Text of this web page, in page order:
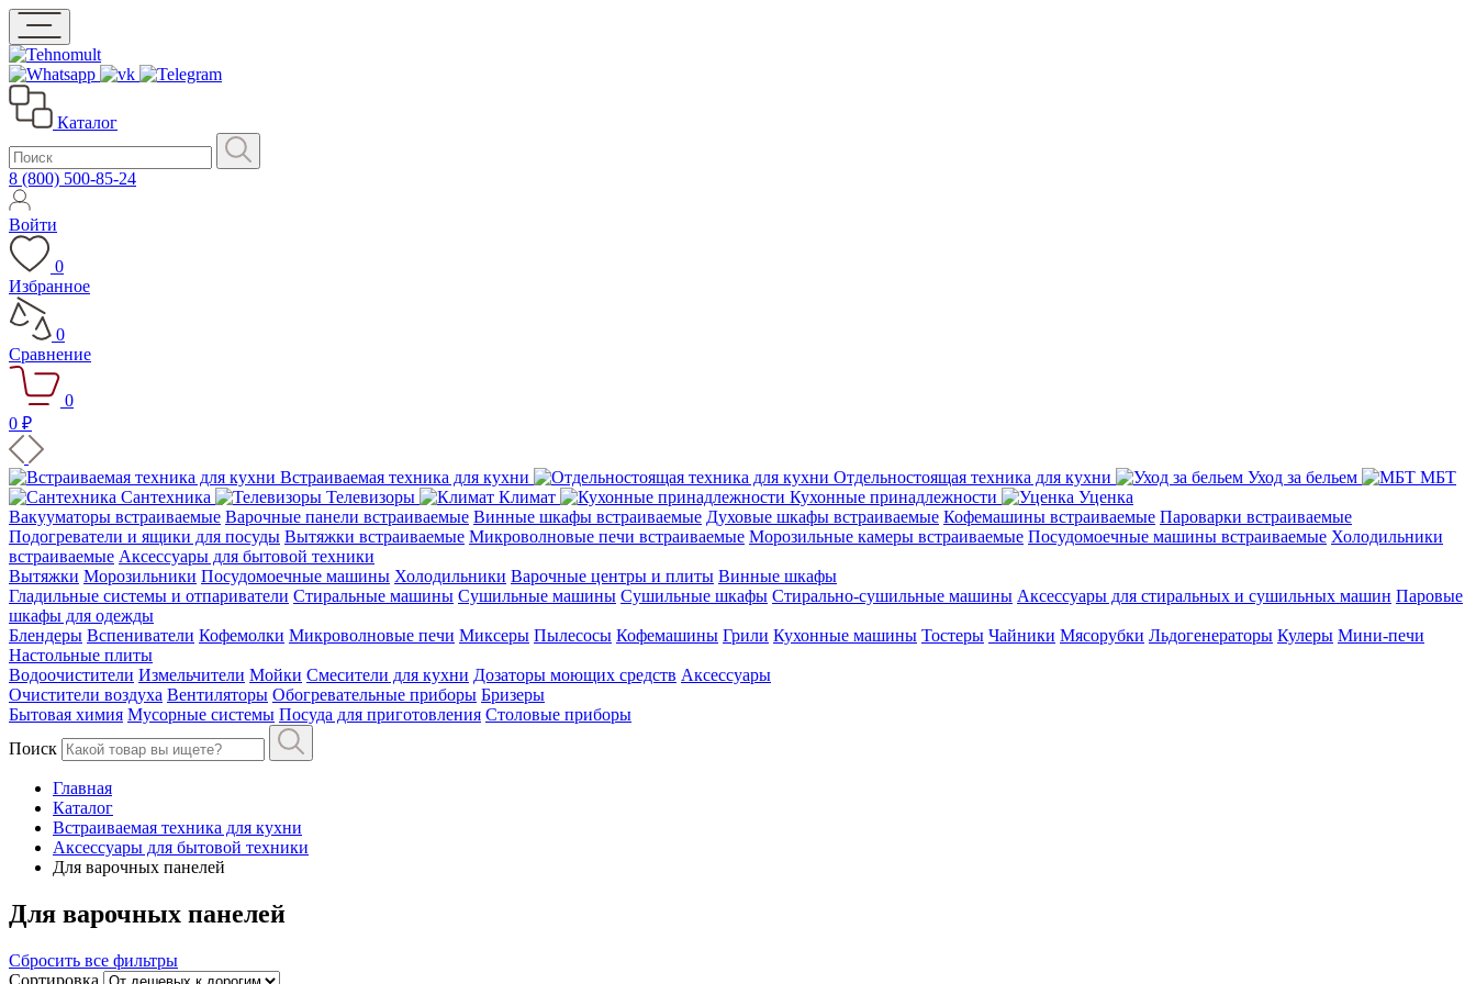
Каталог
8 (800) 500-85-24
Войти
0
Избранное
0
Сравнение
0
0 ₽
Встраиваемая техника для кухни Отдельностоящая техника для кухни Уход за бельем
МБТ
Сантехника
Телевизоры Климат Кухонные принадлежности
Уценка
Вакууматоры встраиваемые Варочные панели встраиваемые Винные шкафы встраиваемые Духовые шкафы встраиваемые Кофемашины встраиваемые Пароварки встраиваемые
Подогреватели и ящики для посуды Вытяжки встраиваемые Микроволновые печи встраиваемые Морозильные камеры встраиваемые Посудомоечные машины встраиваемые Холодильники
встраиваемые Аксессуары для бытовой техники
Вытяжки Морозильники Посудомоечные машины Холодильники Варочные центры и плиты Винные шкафы
Гладильные системы и отпариватели Стиральные машины Сушильные машины Сушильные шкафы Стирально-сушильные машины Аксессуары для стиральных и сушильных машин Паровые
шкафы для одежды
Блендеры Вспениватели Кофемолки Микроволновые печи Миксеры Пылесосы Кофемашины Грили Кухонные машины Тостеры Чайники Мясорубки Льдогенераторы Кулеры Мини-печи
Настольные плиты
Водоочистители Измельчители Мойки Смесители для кухни Дозаторы моющих средств Аксессуары
Очистители воздуха Вентиляторы Обогревательные приборы Бризеры
Бытовая химия Мусорные системы Посуда для приготовления Столовые приборы
Поиск
Главная
Каталог
Встраиваемая техника для кухни
Аксессуары для бытовой техники
Для варочных панелей
Для варочных панелей
Сбросить все фильтры
Сортировка